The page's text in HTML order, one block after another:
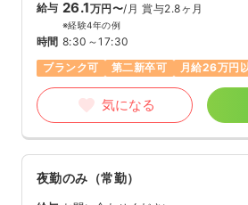
給与 26.1万円〜/月 賞与2.8ヶ月
※経験4年の例
時間 8:30～17:30
ブランク可
第二新卒可 月給26万円
気になる
夜勤のみ（常勤）